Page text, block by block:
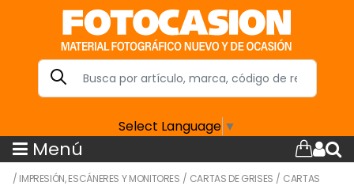
Select Language ▼
Menú
/ IMPRESIÓN, ESCÁNERES Y MONITORES / CARTAS DE GRISES / CARTAS